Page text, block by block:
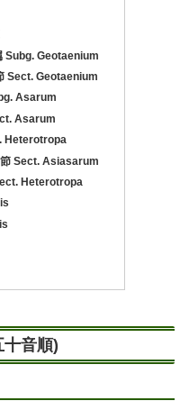
Subg. Geotaenium
Sect. Geotaenium
Asarum
Asarum
Heterotropa
Sect. Asiasarum
Heterotropa
十音順)